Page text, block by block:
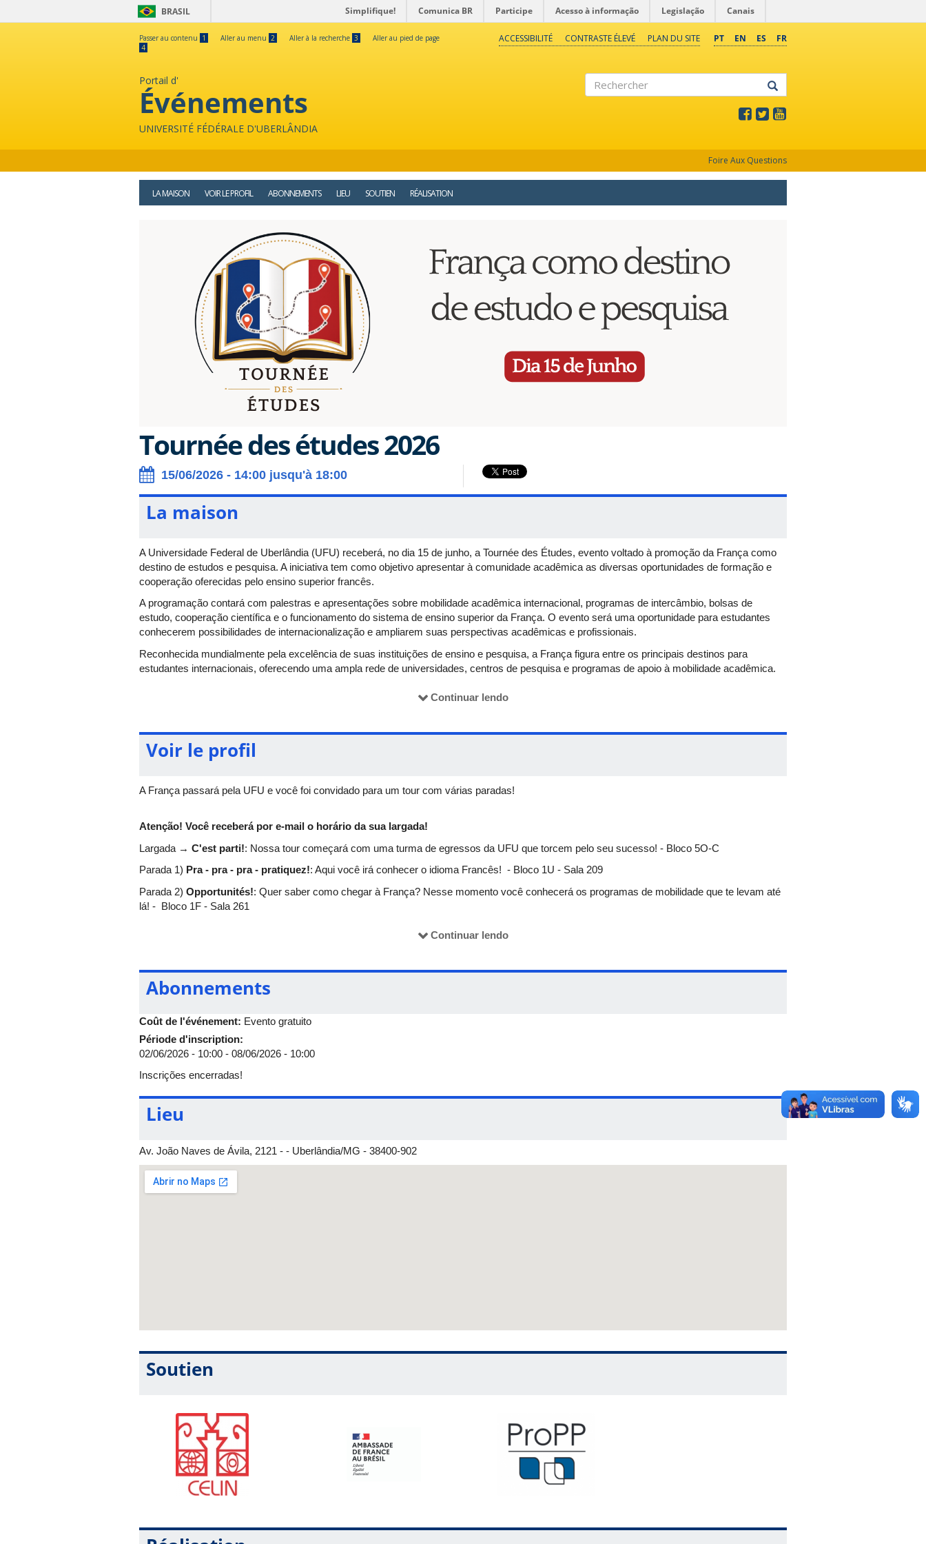
BRASIL Simplifique! Comunica BR Participe Acesso à informação Legislação Canais
Passer au contenu 1 Aller au menu 2 Aller à la recherche 3
Aller au pied de page
4
PT EN ES FR
ACCESSIBILITÉ CONTRASTE ÉLEVÉ PLAN DU SITE
Portail d'
Événements
UNIVERSITÉ FÉDÉRALE D'UBERLÂNDIA
Foire Aux Questions
LA MAISON VOIR LE PROFIL ABONNEMENTS LIEU SOUTIEN RÉALISATION
Tournée des études 2026
15/06/2026 - 14:00 jusqu'à 18:00
La maison
A Universidade Federal de Uberlândia (UFU) receberá, no dia 15 de junho, a Tournée des Études, evento voltado à promoção da França como
destino de estudos e pesquisa. A iniciativa tem como objetivo apresentar à comunidade acadêmica as diversas oportunidades de formação e
cooperação oferecidas pelo ensino superior francês.
A programação contará com palestras e apresentações sobre mobilidade acadêmica internacional, programas de intercâmbio, bolsas de
estudo, cooperação científica e o funcionamento do sistema de ensino superior da França. O evento será uma oportunidade para estudantes
conhecerem possibilidades de internacionalização e ampliarem suas perspectivas acadêmicas e profissionais.
Reconhecida mundialmente pela excelência de suas instituições de ensino e pesquisa, a França figura entre os principais destinos para
estudantes internacionais, oferecendo uma ampla rede de universidades, centros de pesquisa e programas de apoio à mobilidade acadêmica.
Universidade Federal de Uberlândia - Campus Santa Mônica
Continuar lendo
Voir le profil
A França passará pela UFU e você foi convidado para um tour com várias paradas!
Atenção! Você receberá por e-mail o horário da sua largada!
Largada → C'est parti!: Nossa tour começará com uma turma de egressos da UFU que torcem pelo seu sucesso! - Bloco 5O-C
Parada 1) Pra - pra - pra - pratiquez!: Aqui você irá conhecer o idioma Francês! - Bloco 1U - Sala 209
Parada 2) Opportunités!: Quer saber como chegar à França? Nesse momento você conhecerá os programas de mobilidade que te levam até
lá! - Bloco 1F - Sala 261
e Universitária da Embaixada da França em Belo Horizonte, nosso Pró-Reitor de Pesquisa e Pós-Graduação, a Diretora da DRI e docentes
Linha de chegada →
Continuar lendo
Abonnements
Coût de l'événement: Evento gratuito
Période d'inscription:
02/06/2026 - 10:00 - 08/06/2026 - 10:00
Inscrições encerradas!
Lieu
Av. João Naves de Ávila, 2121 - - Uberlândia/MG - 38400-902
Soutien